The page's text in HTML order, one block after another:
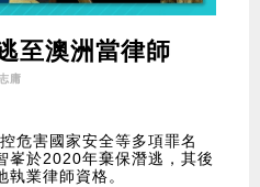
至澳洲當律師
庸
危害國家安全等多項罪名
峯於2020年棄保潛逃，其後
業律師資格。